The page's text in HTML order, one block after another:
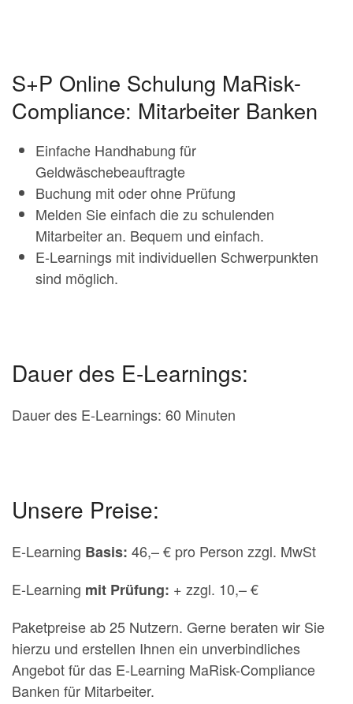
S+P Online Schulung MaRisk-
Compliance: Mitarbeiter Banken
Einfache Handhabung für
Geldwäschebeauftragte
Buchung mit oder ohne Prüfung
Melden Sie einfach die zu schulenden
Mitarbeiter an. Bequem und einfach.
E-Learnings mit individuellen Schwerpunkten
sind möglich.
Dauer des E-Learnings:
Dauer des E-Learnings: 60 Minuten
Unsere Preise:
E-Learning Basis: 46,– € pro Person zzgl. MwSt
E-Learning mit Prüfung: + zzgl. 10,– €
Paketpreise ab 25 Nutzern. Gerne beraten wir Sie
hierzu und erstellen Ihnen ein unverbindliches
Angebot für das E-Learning MaRisk-Compliance
Banken für Mitarbeiter.